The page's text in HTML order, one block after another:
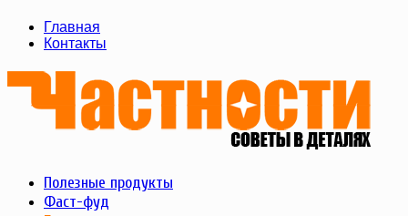
Главная
Контакты
Полезные продукты
Фаст-фуд